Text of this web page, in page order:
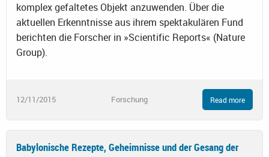
komplex gefaltetes Objekt anzuwenden. Über die
aktuellen Erkenntnisse aus ihrem spektakulären Fund
berichten die Forscher in »Scientific Reports« (Nature
Group).
12/11/2015 Forschung Read more
Babylonische Rezepte, Geheimnisse und der Gesang der